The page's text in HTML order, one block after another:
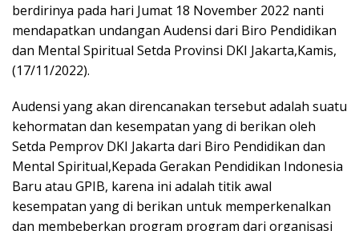
berdirinya pada hari Jumat 18 November 2022 nanti
mendapatkan undangan Audensi dari Biro Pendidikan
dan Mental Spiritual Setda Provinsi DKI Jakarta,Kamis,
(17/11/2022).
Audensi yang akan direncanakan tersebut adalah suatu
kehormatan dan kesempatan yang di berikan oleh
Setda Pemprov DKI Jakarta dari Biro Pendidikan dan
Mental Spiritual,Kepada Gerakan Pendidikan Indonesia
Baru atau GPIB, karena ini adalah titik awal
kesempatan yang di berikan untuk memperkenalkan
dan membeberkan program program dari organisasi